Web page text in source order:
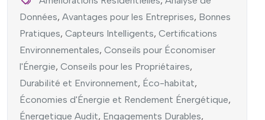
Données, Avantages pour les Entreprises, Bonnes
Pratiques, Capteurs Intelligents, Certifications
Environnementales, Conseils pour Économiser
l'Énergie, Conseils pour les Propriétaires,
Durabilité et Environnement, Éco-habitat,
Économies d'Énergie et Rendement Énergétique,
Énergetique Audit, Engagements Durables,